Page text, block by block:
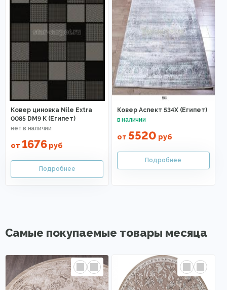
Ковер циновка Nile Extra
0085 DM9 K (Египет)
от 1676 руб
Ковер Аспект 534X (Египет)
от 5520 руб
Самые покупаемые товары месяца